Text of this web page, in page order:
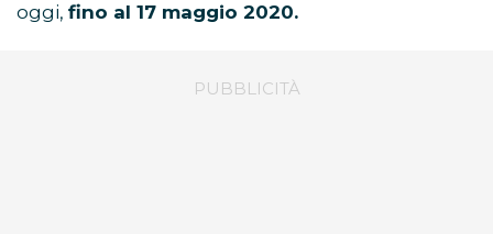
oggi, fino al 17 maggio 2020.